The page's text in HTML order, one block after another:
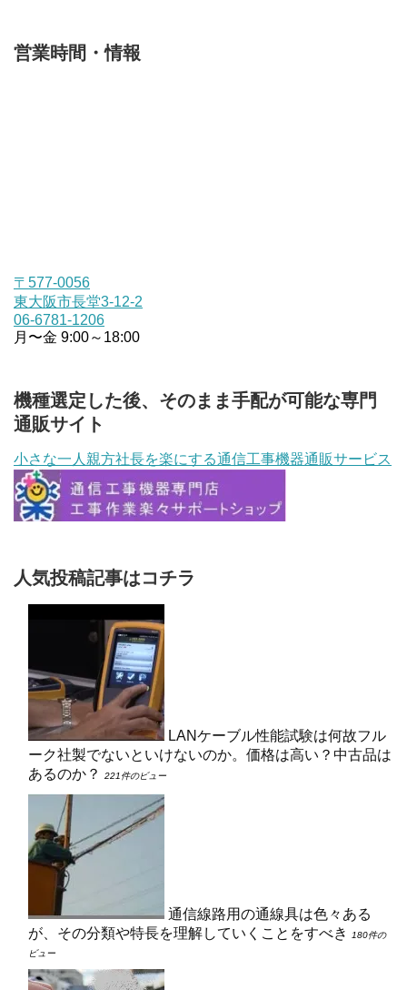
営業時間・情報
〒577-0056
東大阪市長堂3-12-2
06-6781-1206
月〜金 9:00～18:00
機種選定した後、そのまま手配が可能な専門
通販サイト
小さな一人親方社長を楽にする通信工事機器通販サービス
人気投稿記事はコチラ
LANケーブル性能試験は何故フル
ーク社製でないといけないのか。価格は高い？中古品は
あるのか？
221件のビュー
通信線路用の通線具は色々ある
が、その分類や特長を理解していくことをすべき
180件の
ビュー